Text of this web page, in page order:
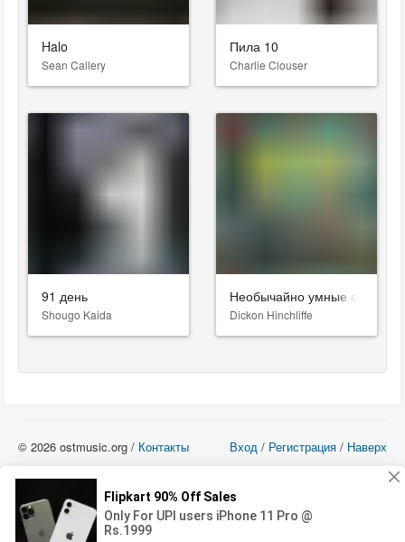
Halo
Sean Callery
Пила 10
Charlie Clouser
91 день
Shougo Kaida
Необычайно умные создания
Dickon Hinchliffe
Вход / Регистрация / Наверх
© 2026 ostmusic.org / Контакты
можете использовать такие материалы только в том в случае, если
использование производится с ознакомительными целями - для прочих целей
вы должны приобрести лицензионную запись.